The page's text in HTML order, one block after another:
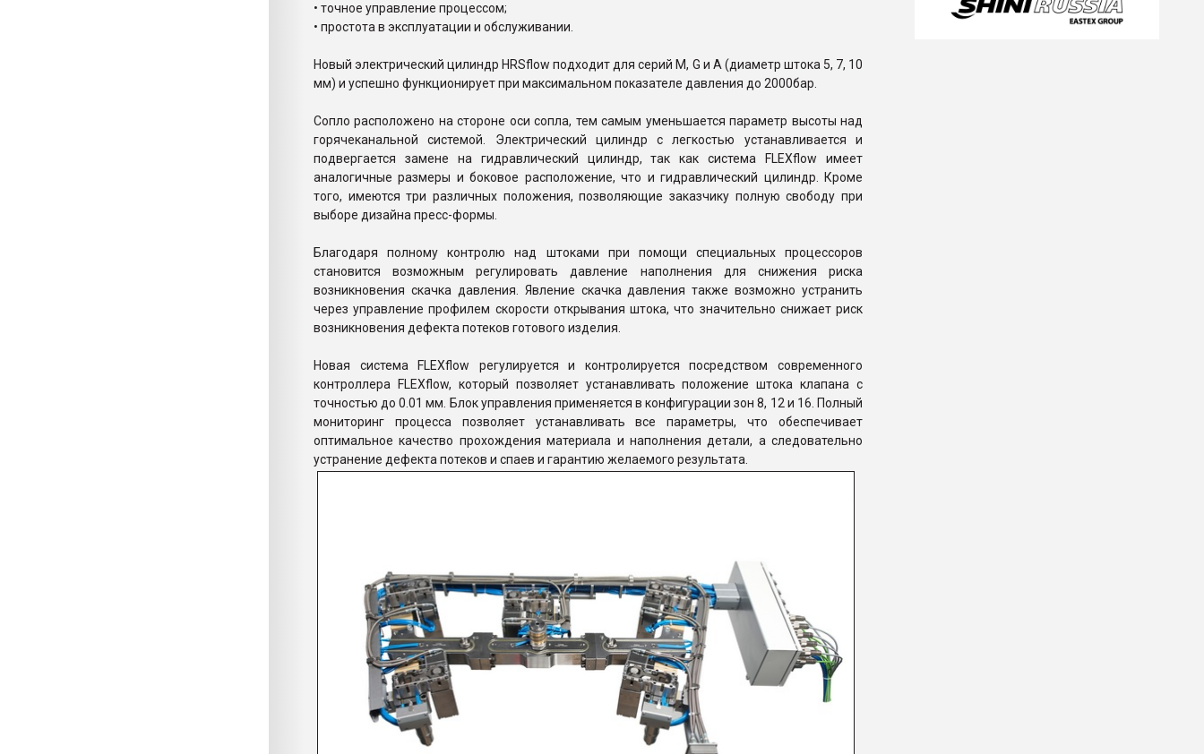
• точное управление процессом;
• простота в эксплуатации и обслуживании.
Новый электрический цилиндр HRSflow подходит для серий M, G и A (диаметр штока 5, 7, 10
мм) и успешно функционирует при максимальном показателе давления до 2000бар.
Сопло расположено на стороне оси сопла, тем самым уменьшается параметр высоты над
горячеканальной системой. Электрический цилиндр с легкостью устанавливается и
подвергается замене на гидравлический цилиндр, так как система FLEXflow имеет
аналогичные размеры и боковое расположение, что и гидравлический цилиндр. Кроме
того, имеются три различных положения, позволяющие заказчику полную свободу при
выборе дизайна пресс-формы.
Благодаря полному контролю над штоками при помощи специальных процессоров
становится возможным регулировать давление наполнения для снижения риска
возникновения скачка давления. Явление скачка давления также возможно устранить
через управление профилем скорости открывания штока, что значительно снижает риск
возникновения дефекта потеков готового изделия.
Новая система FLEXflow регулируется и контролируется посредством современного
контроллера FLEXflow, который позволяет устанавливать положение штока клапана с
точностью до 0.01 мм. Блок управления применяется в конфигурации зон 8, 12 и 16. Полный
мониторинг процесса позволяет устанавливать все параметры, что обеспечивает
оптимальное качество прохождения материала и наполнения детали, а следовательно
устранение дефекта потеков и спаев и гарантию желаемого результата.